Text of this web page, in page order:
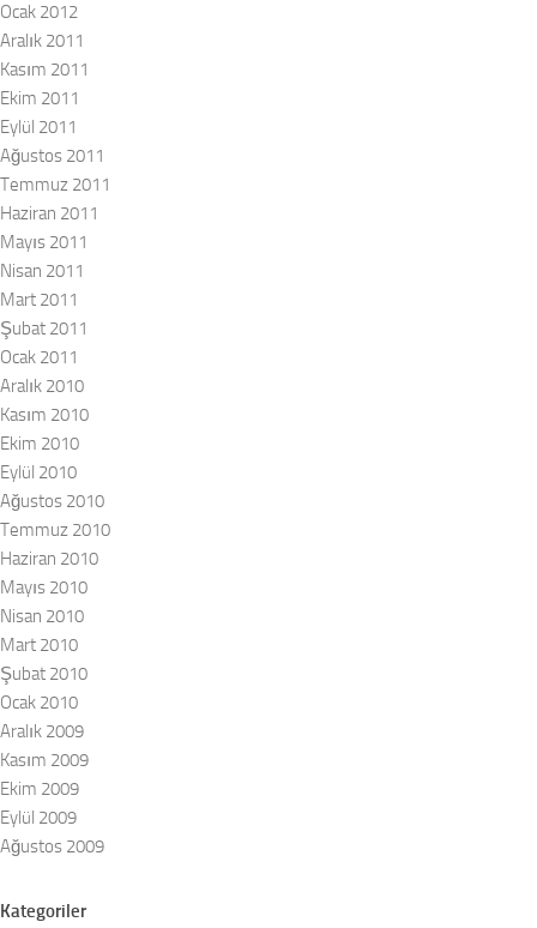
Ocak 2012
Aralık 2011
Kasım 2011
Ekim 2011
Eylül 2011
Ağustos 2011
Temmuz 2011
Haziran 2011
Mayıs 2011
Nisan 2011
Mart 2011
Şubat 2011
Ocak 2011
Aralık 2010
Kasım 2010
Ekim 2010
Eylül 2010
Ağustos 2010
Temmuz 2010
Haziran 2010
Mayıs 2010
Nisan 2010
Mart 2010
Şubat 2010
Ocak 2010
Aralık 2009
Kasım 2009
Ekim 2009
Eylül 2009
Ağustos 2009
Kategoriler